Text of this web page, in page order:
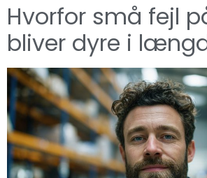
Hvorfor små fejl
bliver dyre i